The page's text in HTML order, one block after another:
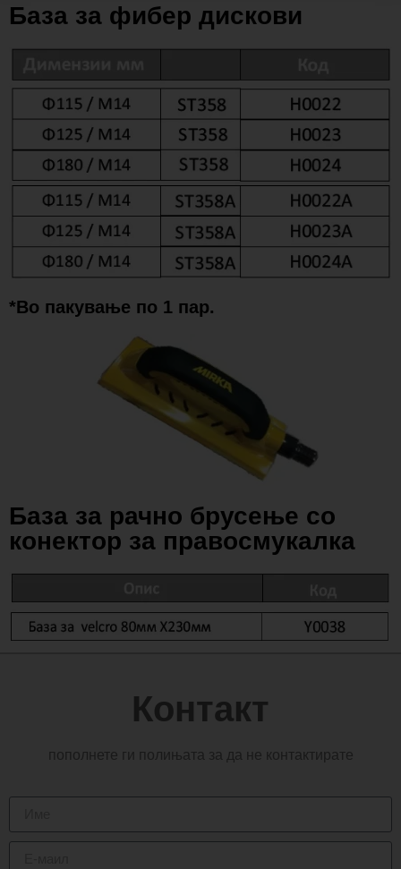
База за фибер дискови
*Во пакување по 1 пар.
База за рачно брусење со
конектор за правосмукалка
Контакт
пополнете ги полињата за да не контактирате